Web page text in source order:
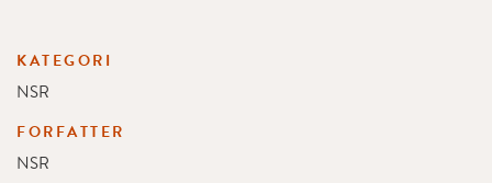
KATEGORI
NSR
FORFATTER
NSR